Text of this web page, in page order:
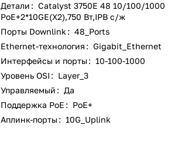
Детали: Catalyst 3750E 48 10/100/1000
PoE+2*10GE(X2),750 Вт,IPB с/ж
Порты Downlink: 48_Ports
Ethernet-технология: Gigabit_Ethernet
Интерфейсы и порты: 10-100-1000
Уровень OSI: Layer_3
Управляемый: Да
Поддержка PoE: PoE+
Аплинк-порты: 10G_Uplink